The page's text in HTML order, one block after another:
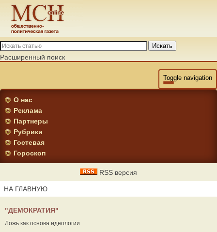
Искать
Расширенный поиск
Toggle navigation
О нас
Реклама
Партнеры
Рубрики
Гостевая
Гороскоп
RSS версия
НА ГЛАВНУЮ
"ДЕМОКРАТИЯ"
Ложь как основа идеологии